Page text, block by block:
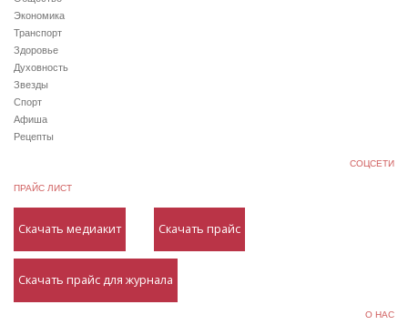
Экономика
Транспорт
Здоровье
Духовность
Звезды
Спорт
Афиша
Рецепты
СОЦСЕТИ
ПРАЙС ЛИСТ
Скачать медиакит Скачать прайс
Скачать прайс для журнала
О НАС